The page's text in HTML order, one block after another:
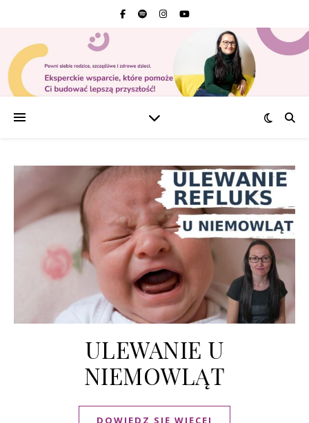
ULEWANIE U
NIEMOWLĄT
DOWIEDZ SIĘ WIĘCEJ